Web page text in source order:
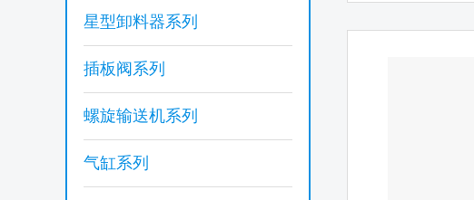
星型卸料器系列
插板阀系列
螺旋输送机系列
气缸系列